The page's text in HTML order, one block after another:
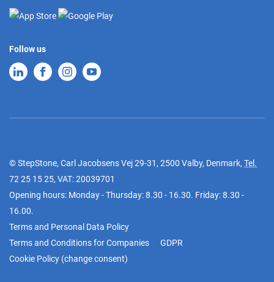
Follow us
© StepStone, Carl Jacobsens Vej 29-31, 2500 Valby, Denmark, Tel.
72 25 15 25, VAT: 20039701
Opening hours: Monday - Thursday: 8.30 - 16.30. Friday: 8.30 -
16.00.
Terms and Personal Data Policy
Terms and Conditions for Companies
GDPR
Cookie Policy (change consent)